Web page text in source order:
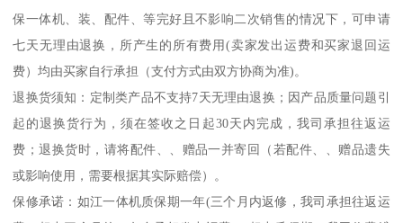
保一体机、装、配件、等完好且不影响二次销售的情况下，可申请
七天无理由退换，所产生的所有费用(卖家发出运费和买家退回运
费）均由买家自行承担（支付方式由双方协商为准)。
退换货须知：定制类产品不支持7天无理由退换；因产品质量问题引
起的退换货行为，须在签收之日起30天内完成，我司承担往返运
费；退换货时，请将配件、、赠品一并寄回（若配件、、赠品遗失
或影响使用，需要根据其实际赔偿）。
保修承诺：如江一体机质保期一年(三个月内返修，我司承担往返运